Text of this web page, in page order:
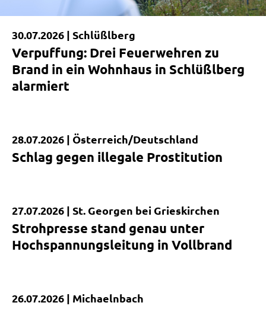
30.07.2026 | Schlüßlberg
Verpuffung: Drei Feuerwehren zu
Brand in ein Wohnhaus in Schlüßlberg
alarmiert
Kurzmeldung
28.07.2026 | Österreich/Deutschland
Schlag gegen illegale Prostitution
Kurzmeldung
27.07.2026 | St. Georgen bei Grieskirchen
Strohpresse stand genau unter
Hochspannungsleitung in Vollbrand
26.07.2026 | Michaelnbach